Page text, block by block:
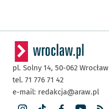
pl. Solny 14, 50-062 Wrocław
tel. 71 776 71 42
e-mail: redakcja@araw.pl